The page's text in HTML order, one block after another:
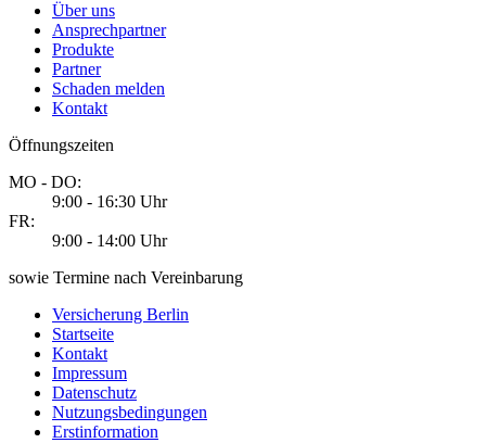
Über uns
Ansprechpartner
Produkte
Partner
Schaden melden
Kontakt
Öffnungszeiten
MO - DO:
9:00 - 16:30 Uhr
FR:
9:00 - 14:00 Uhr
sowie Termine nach Vereinbarung
Versicherung Berlin
Startseite
Kontakt
Impressum
Datenschutz
Nutzungsbedingungen
Erstinformation